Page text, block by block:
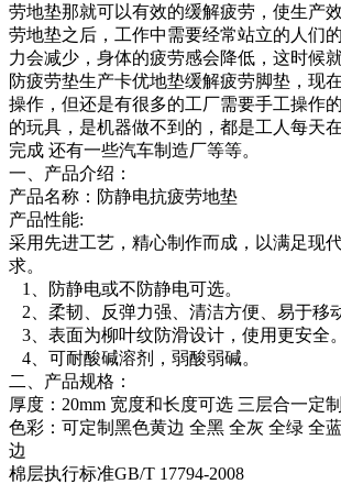
劳地垫那就可以有效的缓解疲劳，使生产
劳地垫之后，工作中需要经常站立的人们
力会减少，身体的疲劳感会降低，这时候
防疲劳垫生产卡优地垫缓解疲劳脚垫，现
操作，但还是有很多的工厂需要手工操作
的玩具，是机器做不到的，都是工人每天
完成 还有一些汽车制造厂等等。
一、产品介绍：
产品名称：防静电抗疲劳地垫
产品性能:
采用先进工艺，精心制作而成，以满足现
求。
1、防静电或不防静电可选。
2、柔韧、反弹力强、清洁方便、易于移
3、表面为柳叶纹防滑设计，使用更安全。
4、可耐酸碱溶剂，弱酸弱碱。
二、产品规格：
厚度：20mm 宽度和长度可选 三层合一定制
色彩：可定制黑色黄边 全黑 全灰 全绿 全
边
棉层执行标准GB/T 17794-2008